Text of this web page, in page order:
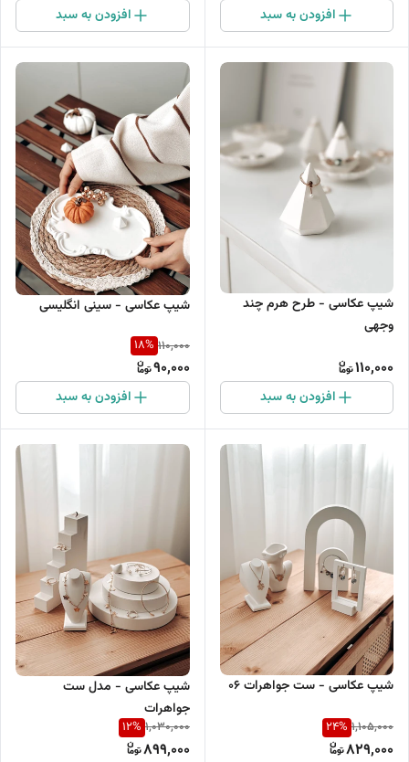
افزودن به سبد افزودن به سبد
شیپ عکاسی - طرح هرم چند
وجهی
110,000
افزودن به سبد
شیپ عکاسی - سینی انگلیسی
110,000
18%
90,000
افزودن به سبد
شیپ عکاسی - ست جواهرات 06
1,105,000
24%
829,000
شیپ عکاسی - مدل ست
جواهرات
1,030,000
12%
899,000